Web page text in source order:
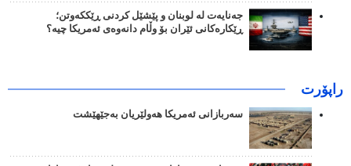
جەنایەت لە لوبنان و پێشێل کردنی ڕێککەوتن؛
ڕێکارەکانی ئێران بۆ وڵام دانەوەی ئەمریکا چیە؟
راپۆرت
سەربازانی ئەمریکا هەولێریان بەجێهێشت